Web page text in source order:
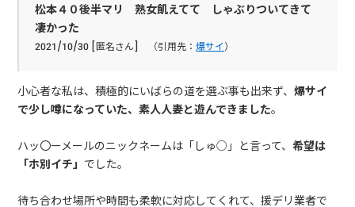
松本４０後半マリ 熟女飢えてて しゃぶりついてきて
凄かった
2021/10/30 [匿名さん] （引用先：爆サイ）
小心者な私は、積極的にいばらの道を選ぶ事も出来ず、爆サイ
で少し噂になっていた、素人人妻と遊んできました。
ハッ〇ーメールのニックネームは「しゅ○」と言って、 希望は
「ホ別イチ」 でした。
待ち合わせ場所や時間も柔軟に対応してくれて、援デリ業者で